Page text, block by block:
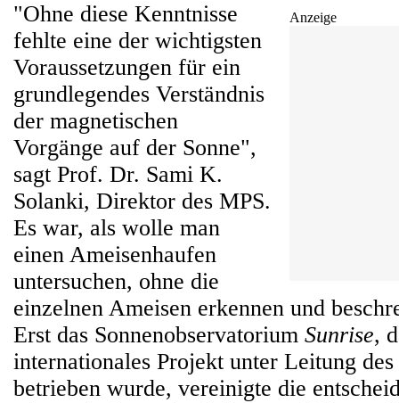
Anzeige
"Ohne diese Kenntnisse
fehlte eine der wichtigsten
Voraussetzungen für ein
grundlegendes Verständnis
der magnetischen
Vorgänge auf der Sonne",
sagt Prof. Dr. Sami K.
Solanki, Direktor des MPS.
Es war, als wolle man
einen Ameisenhaufen
untersuchen, ohne die
einzelnen Ameisen erkennen und
Erst das Sonnenobservatorium Sunrise,
internationales Projekt unter Leitung
betrieben wurde, vereinigte die